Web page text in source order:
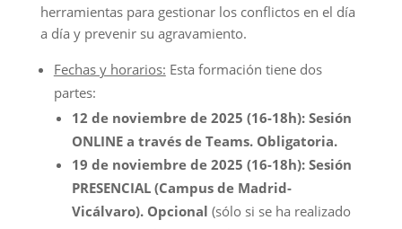
herramientas para gestionar los conflictos en el día
a día y prevenir su agravamiento.
Fechas y horarios: Esta formación tiene dos
partes:
12 de noviembre de 2025 (16-18h): Sesión
ONLINE a través de Teams. Obligatoria.
19 de noviembre de 2025 (16-18h): Sesión
PRESENCIAL (Campus de Madrid-
Vicálvaro). Opcional (sólo si se ha realizado